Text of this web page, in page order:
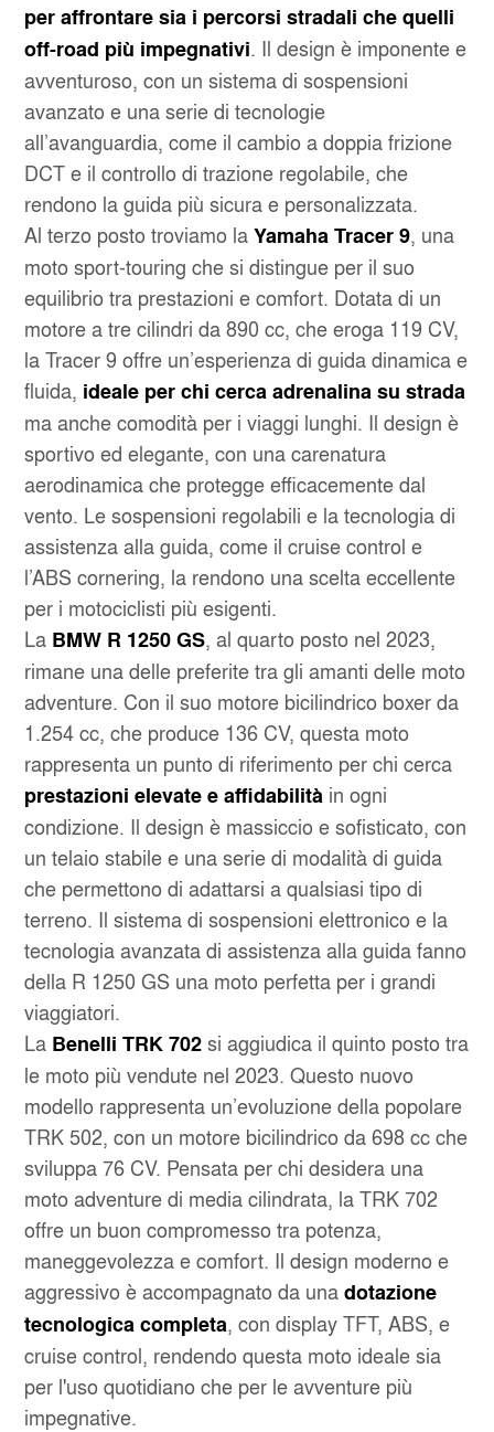
per affrontare sia i percorsi stradali che quelli
off-road più impegnativi. Il design è imponente e
avventuroso, con un sistema di sospensioni
avanzato e una serie di tecnologie
all’avanguardia, come il cambio a doppia frizione
DCT e il controllo di trazione regolabile, che
rendono la guida più sicura e personalizzata.
Al terzo posto troviamo laYamaha Tracer 9, una
moto sport-touring che si distingue per il suo
equilibrio tra prestazioni e comfort. Dotata di un
motore a tre cilindri da 890 cc, che eroga 119 CV,
la Tracer 9 offre un’esperienza di guida dinamica e
fluida, ideale per chi cerca adrenalina su strada
ma anche comodità per i viaggi lunghi. Il design è
sportivo ed elegante, con una carenatura
aerodinamica che protegge efficacemente dal
vento. Le sospensioni regolabili e la tecnologia di
assistenza alla guida, come il cruise control e
l’ABS cornering, la rendono una scelta eccellente
per i motociclisti più esigenti.
La BMW R 1250 GS, al quarto posto nel 2023,
rimane una delle preferite tra gli amanti delle moto
adventure. Con il suo motore bicilindrico boxer da
1.254 cc, che produce 136 CV, questa moto
rappresenta un punto di riferimento per chi cerca
prestazioni elevate e affidabilità in ogni
condizione. Il design è massiccio e sofisticato, con
un telaio stabile e una serie di modalità di guida
che permettono di adattarsi a qualsiasi tipo di
terreno. Il sistema di sospensioni elettronico e la
tecnologia avanzata di assistenza alla guida fanno
della R 1250 GS una moto perfetta per i grandi
viaggiatori.
La Benelli TRK 702si aggiudica il quinto posto tra
le moto più vendute nel 2023. Questo nuovo
modello rappresenta un’evoluzione della popolare
TRK 502, con un motore bicilindrico da 698 cc che
sviluppa 76 CV. Pensata per chi desidera una
moto adventure di media cilindrata, la TRK 702
offre un buon compromesso tra potenza,
maneggevolezza e comfort. Il design moderno e
aggressivo è accompagnato da unadotazione
tecnologica completa, con display TFT, ABS, e
cruise control, rendendo questa moto ideale sia
per l'uso quotidiano che per le avventure più
impegnative.